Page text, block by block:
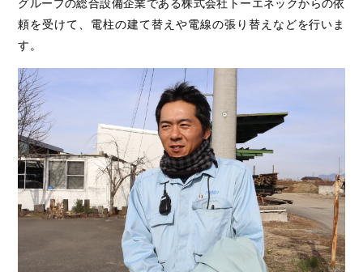
頼を受けて、電柱の建て替えや電線の張り替えなどを行いま
す。